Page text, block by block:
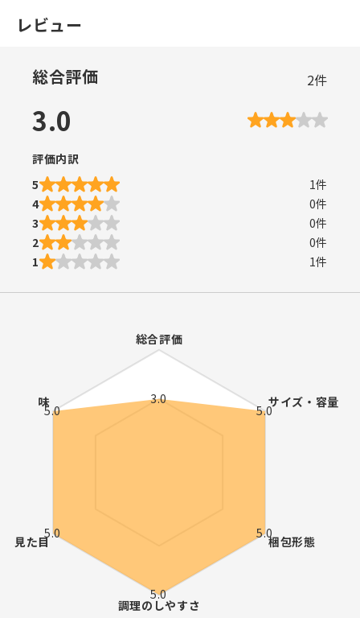
レビュー
総合評価 2件
3.0
評価内訳
5
1件
4
0件
3
0件
2
0件
1
1件